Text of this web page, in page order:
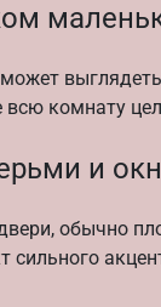
всю комнату
и
обычно
сильного